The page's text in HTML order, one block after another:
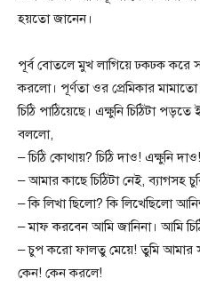
হয়তো জানেন।
পূর্ব বোতলে মুখ লাগিয়ে ঢকঢক করে
করলো। পূর্ণতা ওর প্রেমিকার
চিঠি পাঠিয়েছে। এক্ষুনি চিঠিটা
বললো,
– চিঠি কোথায়? চিঠি দাও! এক্ষুনি দাও!
– আমার কাছে চিঠিটা নেই, ব্যাগসহ
– কি লিখা ছিলো? কি লিখেছিলো
– মাফ করবেন আমি জানিনা। আমি
– চুপ করো ফালতু মেয়ে! তুমি আমার
কেন! কেন করলে!